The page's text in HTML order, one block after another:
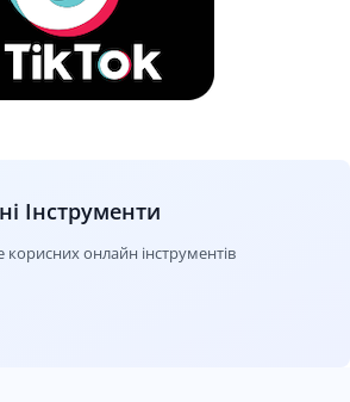
Інструменти
корисних онлайн інструментів